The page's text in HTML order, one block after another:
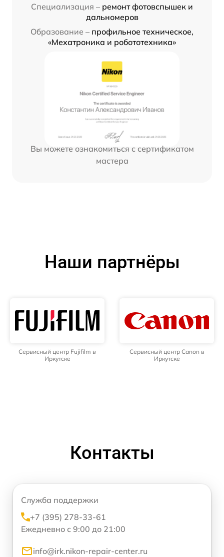
Специализация – ремонт фотовспышек и
дальномеров
Образование – профильное техническое,
«Мехатроника и робототехника»
Вы можете ознакомиться с сертификатом
мастера
Наши партнёры
Сервисный центр Fujifilm в
Иркутске
Сервисный центр Canon в
Иркутске
Контакты
Служба поддержки
+7 (395) 278-33-61
Ежедневно с 9:00 до 21:00
info@irk.nikon-repair-center.ru